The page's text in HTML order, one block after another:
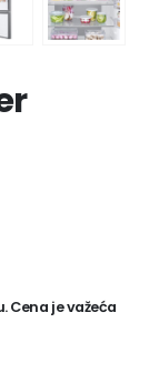
Cena je važeća